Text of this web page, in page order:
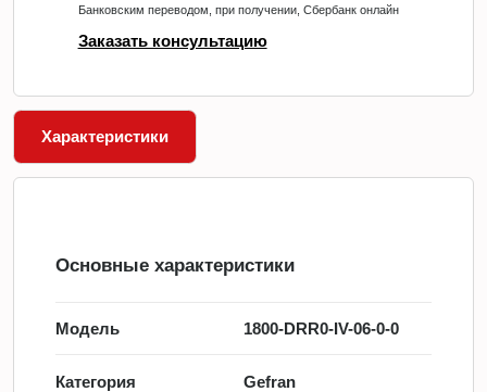
Банковским переводом, при получении, Сбербанк онлайн
Заказать консультацию
Характеристики
Основные характеристики
Модель 1800-DRR0-IV-06-0-0
Категория Gefran